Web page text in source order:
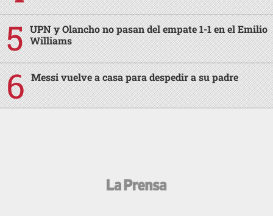
UPN y Olancho no pasan del empate 1-1 en el Emilio
Williams
Messi vuelve a casa para despedir a su padre